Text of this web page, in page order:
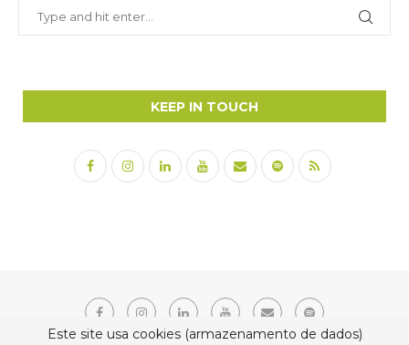
KEEP IN TOUCH
Este site usa cookies (armazenamento de dados)